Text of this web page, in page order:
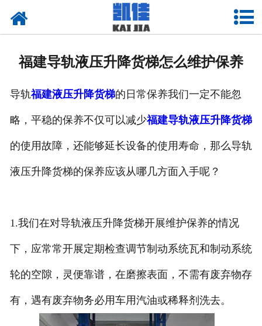
厂房设备
福建导轨液压升降货梯怎么维护保养
导轨福建液压升降货梯的日常保养我们一定不能忽
略，平稳的保养不仅可以减少福建导轨液压升降货梯
的使用故障，还能够延长设备的使用寿命，那么导轨
液压升降货梯的保养应该从哪几方面入手呢？
1.我们在对导轨液压升降货梯开展维护保养的情况
下，应常常开展定期检查调节制动系统瓦和制动系统
轮的空隙，灵便靠谱，在磨擦表面，不需有废弃物存
有，遇有废弃物务必用车用汽油或稀释剂洗去。